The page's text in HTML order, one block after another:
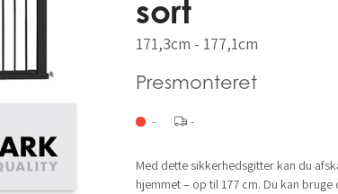
sort
171,3cm - 177,1cm
Presmonteret
- -
Med dette sikkerhedsgitter kan du
hjemmet – op til 177 cm. Du kan